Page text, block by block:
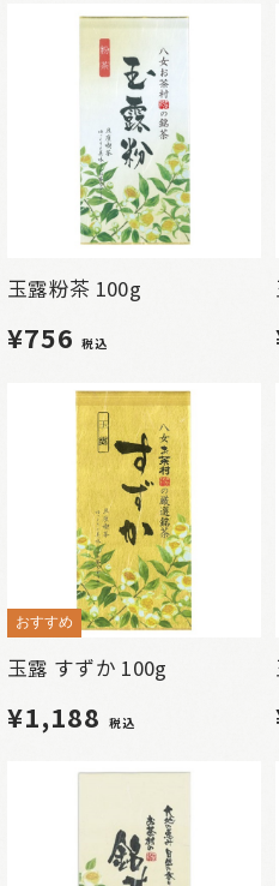
玉露粉茶 100g
¥756税込
おすすめ
玉露 すずか 100g
¥1,188 税込